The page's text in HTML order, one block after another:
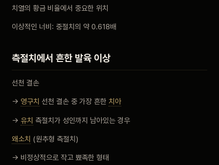
치열의 황금 비율에서 중요한 위치
이상적인 너비: 중절치의 약 0.618배
측절치에서 흔한 발육 이상
선천 결손
→ 영구치 선천 결손 중 가장 흔한 치아
→ 유치 측절치가 성인까지 남아있는 경우
왜소치 (원추형 측절치)
→ 비정상적으로 작고 뾰족한 형태